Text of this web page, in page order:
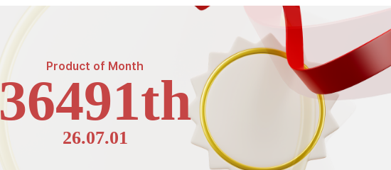
Product of Month
36491th
26.07.01